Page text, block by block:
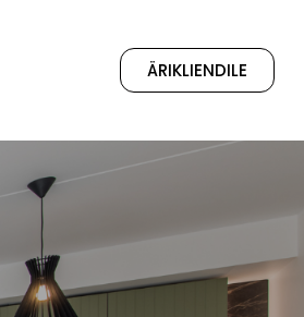
ÄRIKLIENDILE